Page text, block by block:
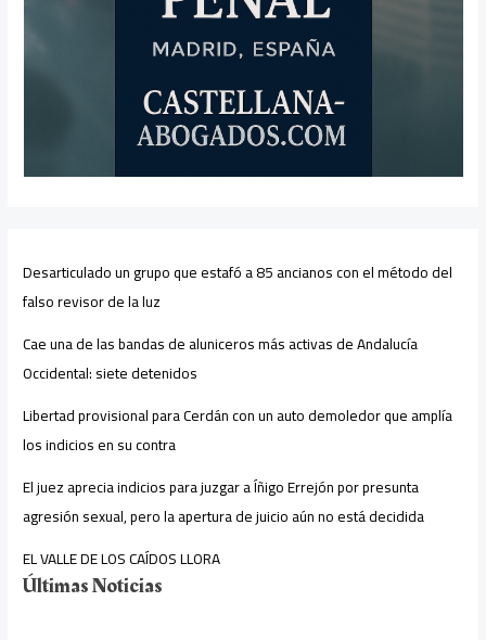
Desarticulado un grupo que estafó a 85 ancianos con el método del
falso revisor de la luz
Cae una de las bandas de aluniceros más activas de Andalucía
Occidental: siete detenidos
Libertad provisional para Cerdán con un auto demoledor que amplía
los indicios en su contra
El juez aprecia indicios para juzgar a Íñigo Errejón por presunta
agresión sexual, pero la apertura de juicio aún no está decidida
EL VALLE DE LOS CAÍDOS LLORA
Últimas Noticias